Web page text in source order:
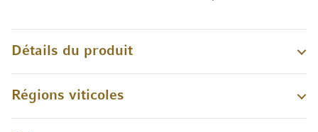
Détails du produit
Régions viticoles